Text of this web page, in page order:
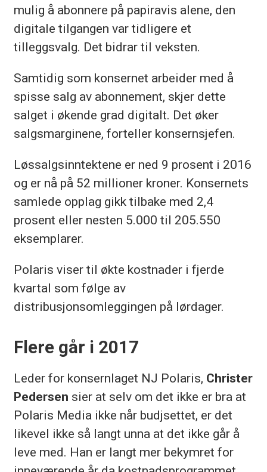
mulig å abonnere på papiravis alene, den
digitale tilgangen var tidligere et
tilleggsvalg. Det bidrar til veksten.
Samtidig som konsernet arbeider med å
spisse salg av abonnement, skjer dette
salget i økende grad digitalt. Det øker
salgsmarginene, forteller konsernsjefen.
Løssalgsinntektene er ned 9 prosent i 2016
og er nå på 52 millioner kroner. Konsernets
samlede opplag gikk tilbake med 2,4
prosent eller nesten 5.000 til 205.550
eksemplarer.
Polaris viser til økte kostnader i fjerde
kvartal som følge av
distribusjonsomleggingen på lørdager.
Flere går i 2017
Leder for konsernlaget NJ Polaris, Christer
Pedersen sier at selv om det ikke er bra at
Polaris Media ikke når budjsettet, er det
likevel ikke så langt unna at det ikke går å
leve med. Han er langt mer bekymret for